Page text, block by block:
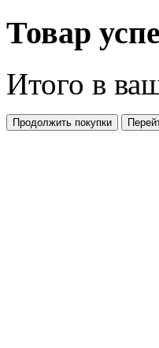
Товар
Итого в
Продолжить покупки